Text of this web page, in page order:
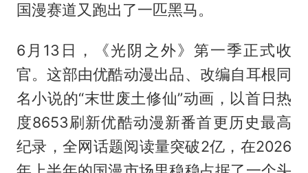
国漫赛道又跑出了一匹黑马。
6月13日，《光阴之外》第一季正式收
官。这部由优酷动漫出品、改编自耳根同
名小说的“末世废土修仙”动画，以首日热
度8653刷新优酷动漫新番首更历史最高
纪录，全网话题阅读量突破2亿，在2026